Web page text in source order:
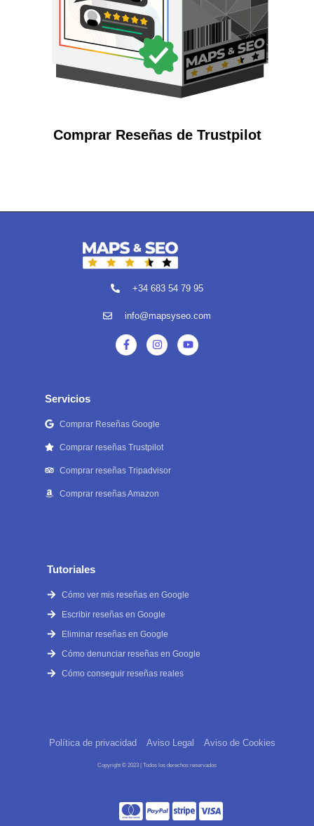
Comprar Reseñas de Trustpilot
+34 683 54 79 95
info@mapsyseo.com
Servicios
Comprar Reseñas Google
Comprar reseñas Trustpilot
Comprar reseñas Tripadvisor
Comprar reseñas Amazon
Tutoriales
Cómo ver mis reseñas en Google
Escribir reseñas en Google
Eliminar reseñas en Google
Cómo denunciar reseñas en Google
Cómo conseguir reseñas reales
Política de privacidad Aviso Legal Aviso de Cookies
Copyright © 2023 | Todos los derechos reservados